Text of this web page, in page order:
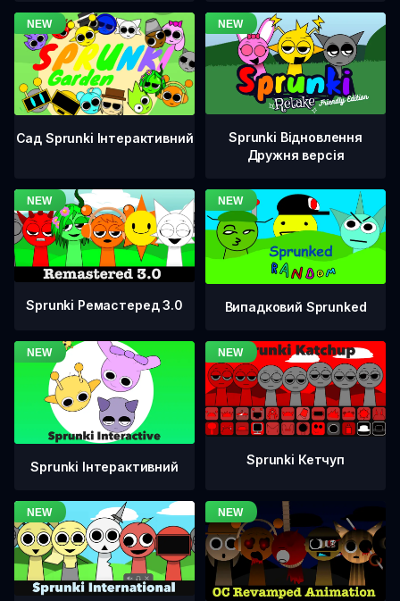
Сад Sprunki Інтерактивний
Sprunki Відновлення
Дружня версія
Sprunki Ремастеред 3.0 Випадковий Sprunked
Sprunki Інтерактивний Sprunki Кетчуп